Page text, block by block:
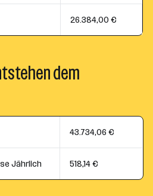
26.384,00 €
dem
43.734,06 €
Jährlich 518,14 €